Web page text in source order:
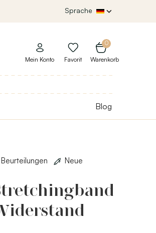
Sprache
0
Warenkorb
Mein Konto Favorit
Blog
Neue